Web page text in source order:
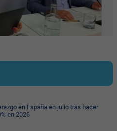
en España en julio tras hacer
en 2026